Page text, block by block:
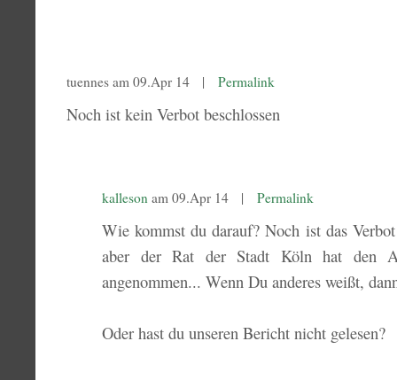
tuennes am 09.Apr 14 | Permalink
Noch ist kein Verbot beschlossen
kalleson am 09.Apr 14 | Permalink
Wie kommst du darauf? Noch ist das
aber der Rat der Stadt Köln hat den
angenommen... Wenn Du anderes weißt,
Oder hast du unseren Bericht nicht gelesen?